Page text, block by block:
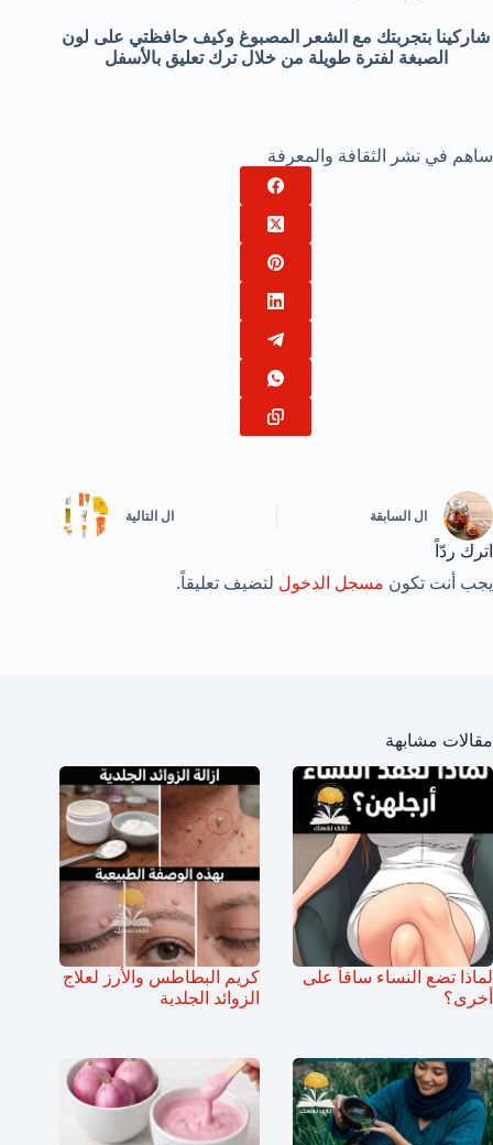
شاركينا بتجربتك مع الشعر المصبوغ وكيف حافظتي على لون
الصبغة لفترة طويلة من خلال ترك تعليق بالأسفل
ساهم في نشر الثقافة والمعرفة
ال السابقة ال التالية
اترك ردّاً
يجب أنت تكون مسجل الدخول لتضيف تعليقاً.
مقالات مشابهة
لماذا تضع النساء ساقاً على
أخرى؟
كريم البطاطس والأرز لعلاج
الزوائد الجلدية